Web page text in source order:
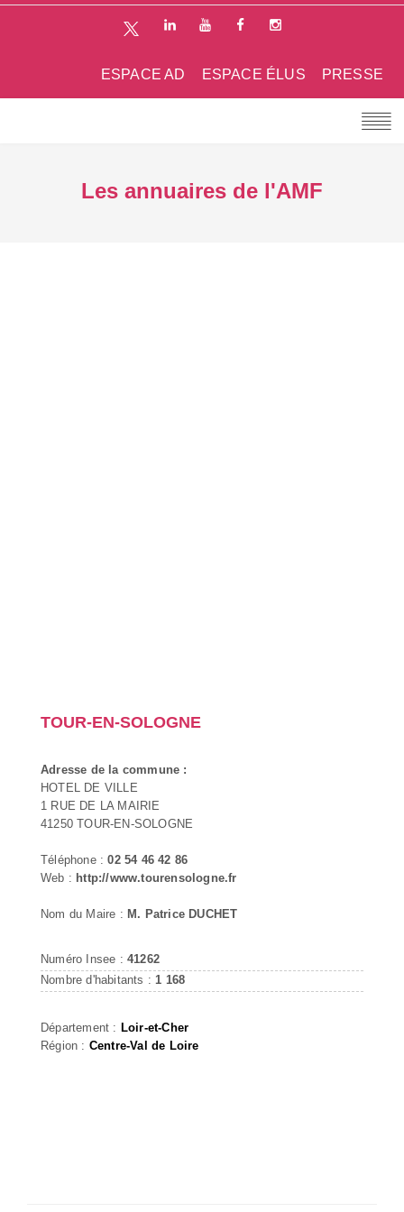
PRESSE
ESPACE ÉLUS
ESPACE AD
Les annuaires de l'AMF
TOUR-EN-SOLOGNE
Adresse de la commune :
HOTEL DE VILLE
1 RUE DE LA MAIRIE
41250 TOUR-EN-SOLOGNE
Téléphone :02 54 46 42 86
Web : http://www.tourensologne.fr
Nom du Maire : M. Patrice DUCHET
Numéro Insee : 41262
Nombre d'habitants : 1 168
Département : Loir-et-Cher
Région : Centre-Val de Loire